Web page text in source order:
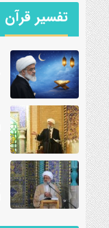
تفسیر قرآن